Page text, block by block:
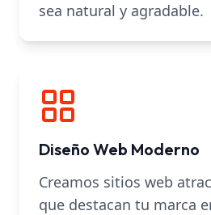
sea natural y agradable.
Diseño Web Moderno
Creamos sitios web
que destacan tu marca